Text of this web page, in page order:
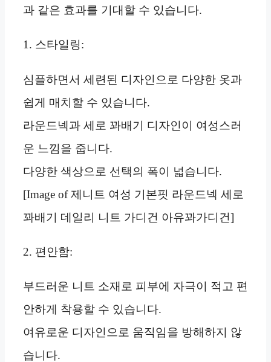
과 같은 효과를 기대할 수 있습니다.
1. 스타일링:
심플하면서 세련된 디자인으로 다양한 옷과
쉽게 매치할 수 있습니다.
라운드넥과 세로 꽈배기 디자인이 여성스러
운 느낌을 줍니다.
다양한 색상으로 선택의 폭이 넓습니다.
[Image of 제니트 여성 기본핏 라운드넥 세로
꽈배기 데일리 니트 가디건 아유꽈가디건]
2. 편안함:
부드러운 니트 소재로 피부에 자극이 적고 편
안하게 착용할 수 있습니다.
여유로운 디자인으로 움직임을 방해하지 않
습니다.